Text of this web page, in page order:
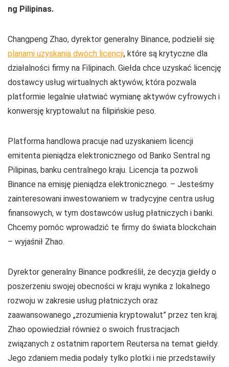
ng Pilipinas.
Changpeng Zhao, dyrektor generalny Binance, podzielił się
planami uzyskania dwóch licencji, które są krytyczne dla
działalności firmy na Filipinach. Giełda chce uzyskać licencję
dostawcy usług wirtualnych aktywów, która pozwala
platformie legalnie ułatwiać wymianę aktywów cyfrowych i
konwersję kryptowalut na filipińskie peso.
Platforma handlowa pracuje nad uzyskaniem licencji
emitenta pieniądza elektronicznego od Banko Sentral ng
Pilipinas, banku centralnego kraju. Licencja ta pozwoli
Binance na emisję pieniądza elektronicznego. – Jesteśmy
zainteresowani inwestowaniem w tradycyjne centra usług
finansowych, w tym dostawców usług płatniczych i banki.
Chcemy pomóc wprowadzić te firmy do świata blockchain
– wyjaśnił Zhao.
Dyrektor generalny Binance podkreślił, że decyzja giełdy o
poszerzeniu swojej obecności w kraju wynika z lokalnego
rozwoju w zakresie usług płatniczych oraz
zaawansowanego „zrozumienia kryptowalut” przez ten kraj.
Zhao opowiedział również o swoich frustracjach
związanych z ostatnim raportem Reutersa na temat giełdy.
Jego zdaniem media podały tylko plotki i nie przedstawiły